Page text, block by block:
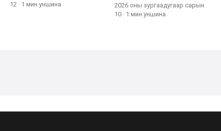
12 · 1 мин уншина
2026 оны зургаадугаар сарын
10 · 1 мин уншина